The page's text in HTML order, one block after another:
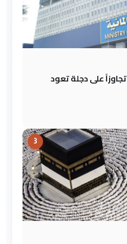
الموارد المائية: 454 تجاوزاً على دجلة تعود
3